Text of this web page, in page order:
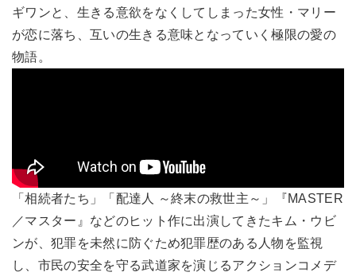
ギワンと、生きる意欲をなくしてしまった女性・マリー
が恋に落ち、互いの生きる意味となっていく極限の愛の
物語。
「相続者たち」「配達人 ～終末の救世主～」『MASTER
／マスター』などのヒット作に出演してきたキム・ウビ
ンが、犯罪を未然に防ぐため犯罪歴のある人物を監視
し、市民の安全を守る武道家を演じるアクションコメデ